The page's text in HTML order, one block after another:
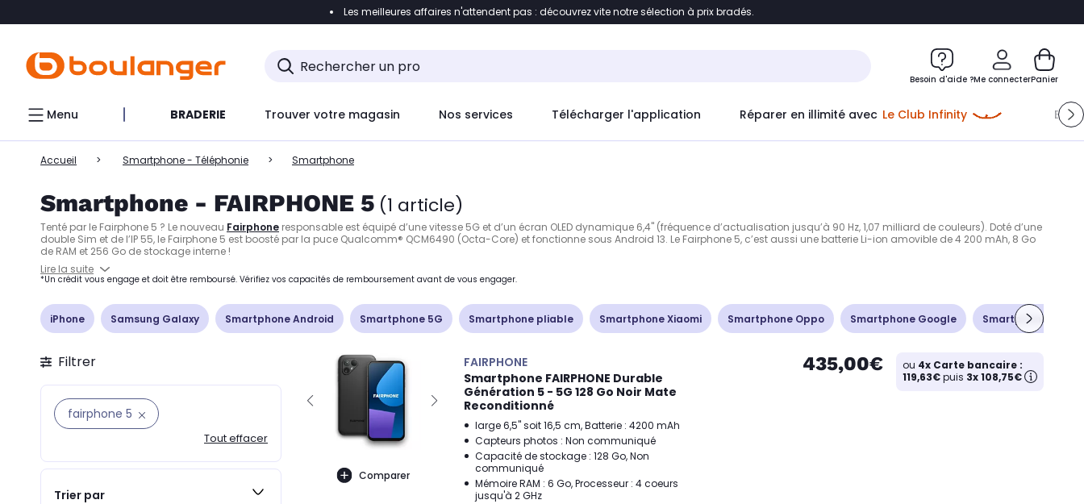
Accéder directement à la liste des produits Accéder directement au contenu
Accéder directement au chatbot
Les meilleures affaires n'attendent pas : découvrez vite notre sélection à prix bradés.
Besoin d'aide ?Me connecter
Me connecter
Panier
Menu BRADERIE Trouver votre magasin Nos services Télécharger l'application Réparer en illimité avec Le Club Infinity
Accueil Smartphone - Téléphonie Smartphone
Smartphone - FAIRPHONE 5 (1 article)
Tenté par le Fairphone 5 ? Le nouveau Fairphone responsable est équipé d’une vitesse 5G et d’un écran OLED dynamique 6,4" (fréquence d’actualisation jusqu’à 90 Hz, 1,07 milliard de couleurs). Doté d’une
double Sim et de l’IP 55, le Fairphone 5 est boosté par la puce Qualcomm® QCM6490 (Octa-Core) et fonctionne sous Android 13. Le Fairphone 5, c’est aussi une batterie Li-ion amovible de 4 200 mAh, 8 Go
de RAM et 256 Go de stockage interne !
Lire la suite
*Un crédit vous engage et doit être remboursé. Vérifiez vos capacités de remboursement avant de vous engager.
iPhone Samsung Galaxy Smartphone Android Smartphone 5G Smartphone pliable Smartphone Xiaomi Smartphone Oppo Smartphone Google Smartphone Sony
Filtrer
fairphone 5
Tout effacer
Trier par
Comparer
FAIRPHONE
Smartphone FAIRPHONE Durable
Génération 5 - 5G 128 Go Noir Mate
Reconditionné
large 6,5" soit 16,5 cm, Batterie : 4200 mAh
Capteurs photos : Non communiqué
Capacité de stockage : 128 Go, Non
communiqué
Mémoire RAM : 6 Go, Processeur : 4 coeurs
jusqu'à 2 GHz
435,00€ ou 4x Carte bancaire :
119,63€puis 3x 108,75€